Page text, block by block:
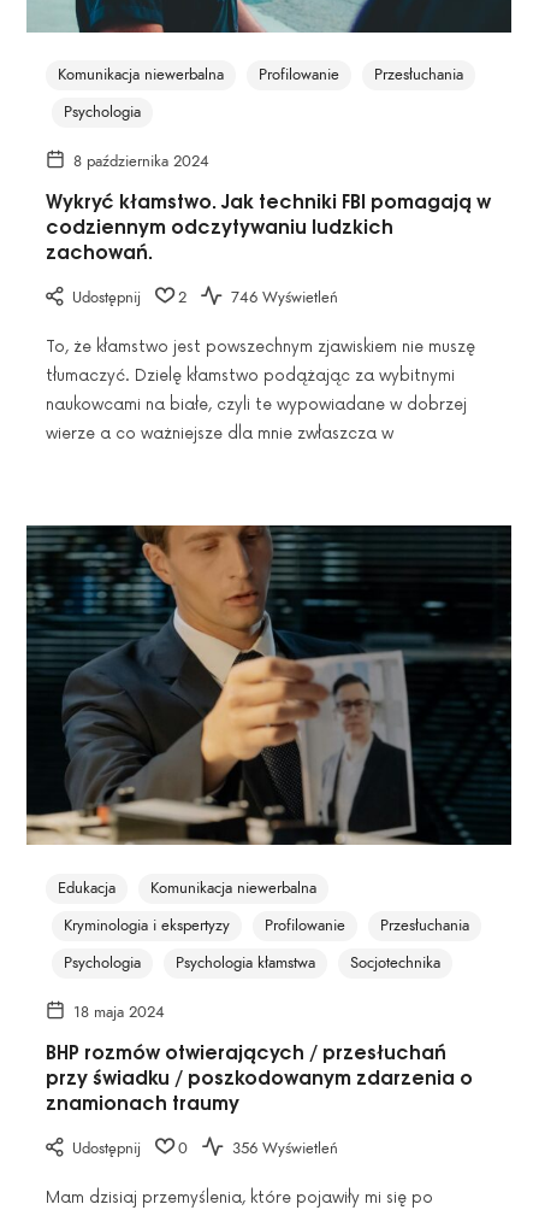
Komunikacja niewerbalna Profilowanie
Przesłuchania
Psychologia
8 października 2024
Wykryć kłamstwo. Jak techniki FBI pomagają w
codziennym odczytywaniu ludzkich
zachowań.
Udostępnij 2 746 Wyświetleń
To, że kłamstwo jest powszechnym zjawiskiem nie muszę
tłumaczyć. Dzielę kłamstwo podążając za wybitnymi
naukowcami na białe, czyli te wypowiadane w dobrzej
wierze a co ważniejsze dla mnie zwłaszcza w
Edukacja
Komunikacja niewerbalna
Kryminologia i ekspertyzy
Profilowanie
Przesłuchania
Psychologia
Psychologia kłamstwa Socjotechnika
18 maja 2024
BHP rozmów otwierających / przesłuchań
przy świadku / poszkodowanym zdarzenia o
znamionach traumy
Udostępnij 0 356 Wyświetleń
Mam dzisiaj przemyślenia, które pojawiły mi się po